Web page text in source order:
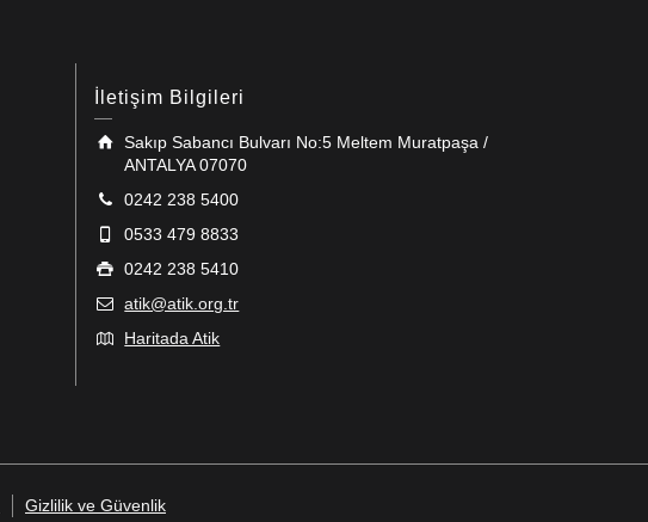
İletişim Bilgileri
Sakıp Sabancı Bulvarı No:5 Meltem Muratpaşa /
ANTALYA 07070
0242 238 5400
0533 479 8833
0242 238 5410
atik@atik.org.tr
Haritada Atik
Gizlilik ve Güvenlik